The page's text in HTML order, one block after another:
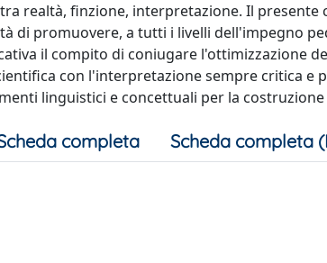
realtà, finzione, interpretazione. Il
di promuovere, a tutti i livelli dell'impegno
il compito di coniugare l'ottimizzazione
con l'interpretazione sempre critica
linguistici e concettuali per la
completa Scheda completa